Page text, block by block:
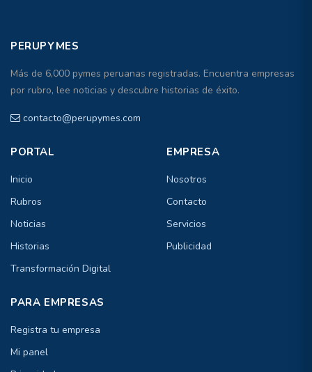
PERUPYMES
Más de 6,000 pymes peruanas registradas. Encuentra empresas
por rubro, lee noticias y descubre historias de éxito.
contacto@perupymes.com
PORTAL
Inicio
Rubros
Noticias
Historias
Transformación Digital
EMPRESA
Nosotros
Contacto
Servicios
Publicidad
PARA EMPRESAS
Registra tu empresa
Mi panel